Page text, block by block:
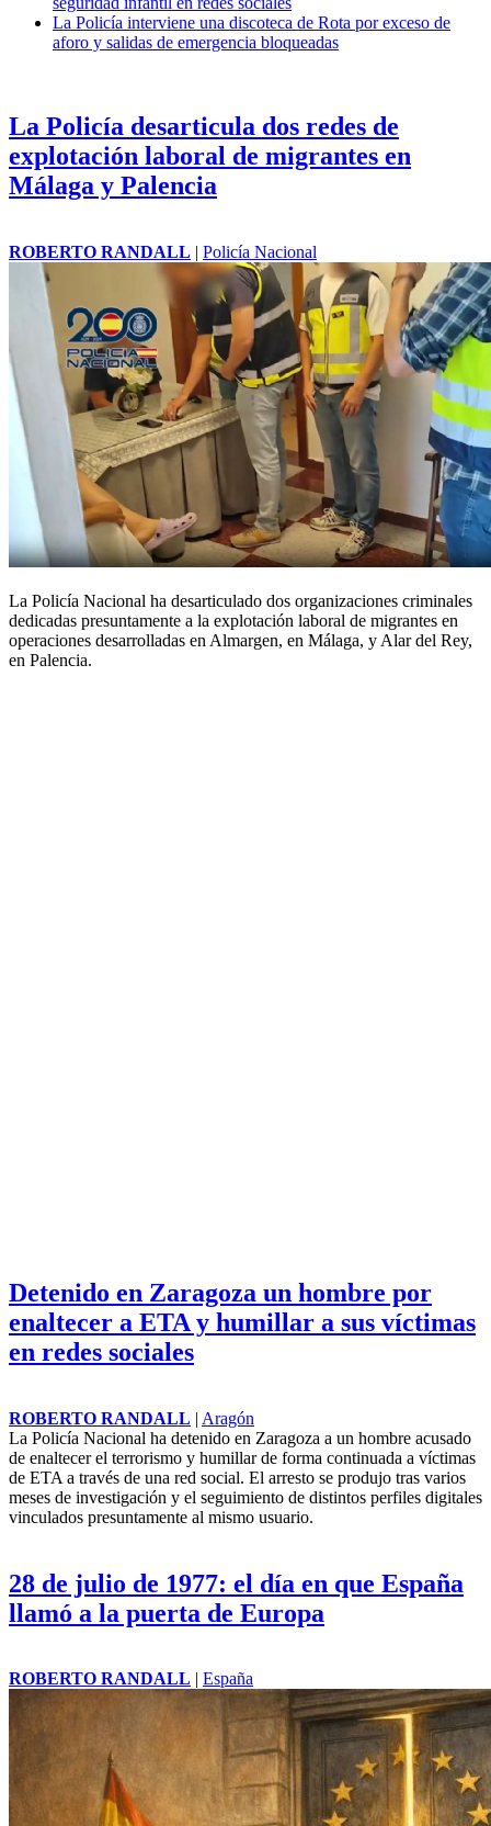
La Policía interviene una discoteca de Rota por exceso de
aforo y salidas de emergencia bloqueadas
La Policía desarticula dos redes de
explotación laboral de migrantes en
Málaga y Palencia
ROBERTO RANDALL | Policía Nacional
La Policía Nacional ha desarticulado dos organizaciones criminales
dedicadas presuntamente a la explotación laboral de migrantes en
operaciones desarrolladas en Almargen, en Málaga, y Alar del Rey,
en Palencia.
Detenido en Zaragoza un hombre por
enaltecer a ETA y humillar a sus víctimas
en redes sociales
ROBERTO RANDALL | Aragón
La Policía Nacional ha detenido en Zaragoza a un hombre acusado
de enaltecer el terrorismo y humillar de forma continuada a víctimas
de ETA a través de una red social. El arresto se produjo tras varios
meses de investigación y el seguimiento de distintos perfiles digitales
vinculados presuntamente al mismo usuario.
28 de julio de 1977: el día en que España
llamó a la puerta de Europa
ROBERTO RANDALL España